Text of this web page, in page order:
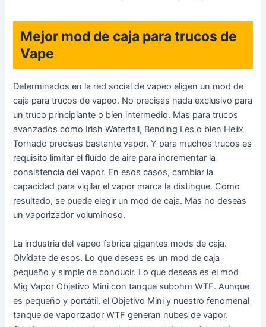
Mejor mod de caja para trucos de
Vape
Determinados en la red social de vapeo eligen un mod de
caja para trucos de vapeo. No precisas nada exclusivo para
un truco principiante o bien intermedio. Mas para trucos
avanzados como Irish Waterfall, Bending Les o bien Helix
Tornado precisas bastante vapor. Y para muchos trucos es
requisito limitar el fluído de aire para incrementar la
consistencia del vapor. En esos casos, cambiar la
capacidad para vigilar el vapor marca la distingue. Como
resultado, se puede elegir un mod de caja. Mas no deseas
un vaporizador voluminoso.
La industria del vapeo fabrica gigantes mods de caja.
Olvídate de esos. Lo que deseas es un mod de caja
pequeño y simple de conducir. Lo que deseas es el mod
Mig Vapor Objetivo Mini con tanque subohm WTF. Aunque
es pequeño y portátil, el Objetivo Mini y nuestro fenomenal
tanque de vaporizador WTF generan nubes de vapor.